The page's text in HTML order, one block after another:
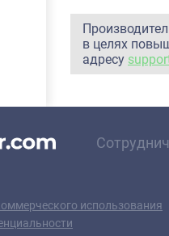
в целях
адресу
использования